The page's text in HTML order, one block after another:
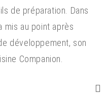
de préparation. Dans
mis au point après
développement, son
Companion.